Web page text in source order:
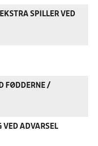
SPILLER VED
FØDDERNE /
VED ADVARSEL